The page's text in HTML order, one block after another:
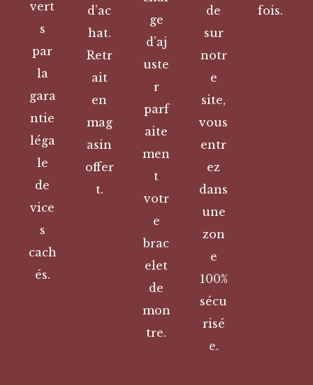
vert
s
par
la
gara
ntie
léga
le
de
vice
s
cach
és.
d’ac
hat.
Retr
ait
en
mag
asin
offer
t.
ge
d’aj
uste
r
parf
aite
men
t
votr
e
brac
elet
de
mon
tre.
de
sur
notr
e
site,
vous
entr
ez
dans
une
zon
e
100%
sécu
risé
e.
fois.